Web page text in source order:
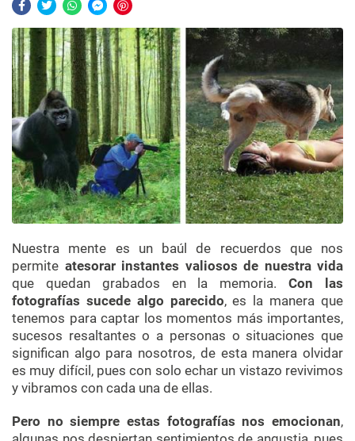
Nuestra mente es un baúl de recuerdos que nos
permite atesorar instantes valiosos de nuestra vida
que quedan grabados en la memoria.Con las
fotografías sucede algo parecido, es la manera que
tenemos para captar los momentos más importantes,
sucesos resaltantes o a personas o situaciones que
significan algo para nosotros, de esta manera olvidar
es muy difícil, pues con solo echar un vistazo revivimos
y vibramos con cada una de ellas.
Pero no siempre estas fotografías nos emocionan,